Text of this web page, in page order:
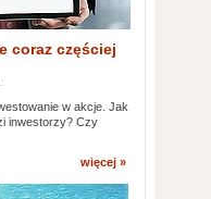
coraz częściej
w akcje. Jak
inwestorzy? Czy
więcej »